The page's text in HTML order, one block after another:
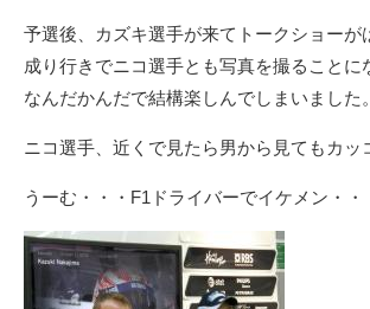
予選後、カズキ選手が来てトークショーが
成り行きでニコ選手とも写真を撮ることに
なんだかんだで結構楽しんでしまいました。
ニコ選手、近くで見たら男から見てもカッ
うーむ・・・F1ドライバーでイケメン・・